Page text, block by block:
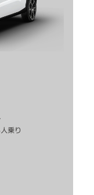
乗り